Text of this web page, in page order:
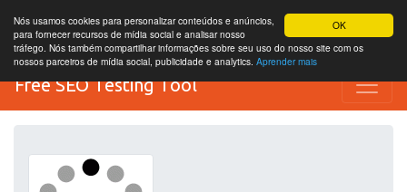
OK
Nós usamos cookies para personalizar conteúdos e anúncios,
para fornecer recursos de mídia social e analisar nosso
tráfego. Nós também compartilhar informações sobre seu uso do nosso site com os
nossos parceiros de mídia social, publicidade e analytics. Aprender mais
Free SEO Testing Tool